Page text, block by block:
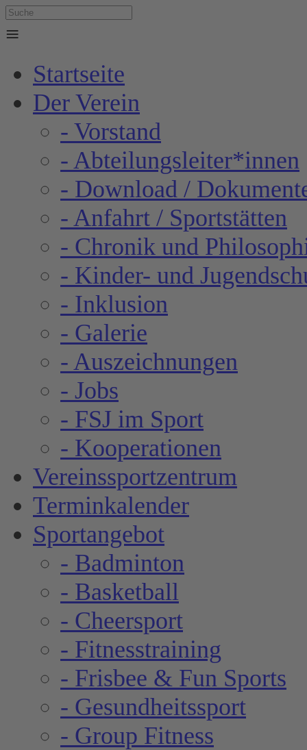
≡
Startseite
Der Verein
- Vorstand
- Abteilungsleiter*innen
- Download /
- Anfahrt / Sportstätten
- Chronik und
- Kinder- und
- Inklusion
- Galerie
- Auszeichnungen
- Jobs
- FSJ im Sport
- Kooperationen
Vereinssportzentrum
Terminkalender
Sportangebot
- Badminton
- Basketball
- Cheersport
- Fitnesstraining
- Frisbee & Fun Sports
- Gesundheitssport
- Group Fitness